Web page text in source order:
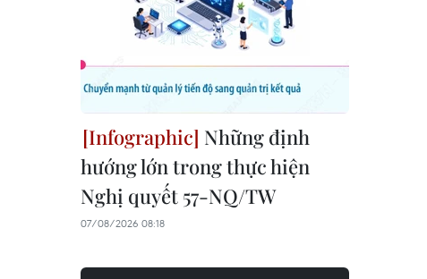
Những định
hướng lớn trong thực hiện
Nghị quyết 57-NQ/TW
07/08/2026 08:18